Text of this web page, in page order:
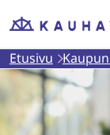
Siirry
Etusivu
Etusivu